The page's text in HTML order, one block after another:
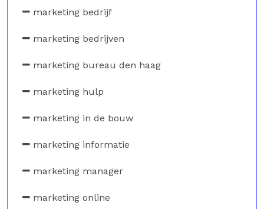
marketing bedrijf
marketing bedrijven
marketing bureau den haag
marketing hulp
marketing in de bouw
marketing informatie
marketing manager
marketing online